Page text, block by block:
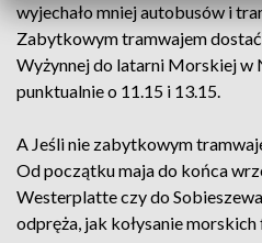
wyjechało mniej autobusów i
Zabytkowym tramwajem
Wyżynnej do latarni Morskiej w
punktualnie o 11.15 i 13.15.
A Jeśli nie zabytkowym
Od początku maja do końca
Westerplatte czy do
odpręża, jak kołysanie morskich